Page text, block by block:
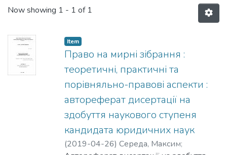
Now showing 1 - 1 of 1
Item
Право на мирні зібрання :
теоретичні, практичні та
порівняльно-правові аспекти :
автореферат дисертації на
здобуття наукового ступеня
кандидата юридичних наук
(2019-04-26) Середа, Максим;